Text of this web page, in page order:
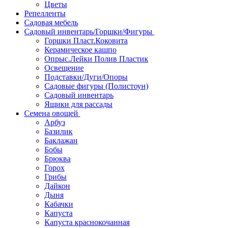
Цветы
Репелленты
Садовая мебель
Садовый инвентарь/Горшки/Фигуры
Горшки Пласт.Коковита
Керамическое кашпо
Опрыс.Лейки Полив Пластик
Освещение
Подставки/Дуги/Опоры
Садовые фигуры (Полистоун)
Садовый инвентарь
Ящики для рассады
Семена овощей
Арбуз
Базилик
Баклажан
Бобы
Брюква
Горох
Грибы
Дайкон
Дыня
Кабачки
Капуста
Капуста краснокочанная